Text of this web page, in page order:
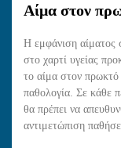
Αίμα στον
Η εμφάνιση αίματος
στο χαρτί υγείας
το αίμα στον πρωκτό
παθολογία. Σε κάθε
θα πρέπει να
αντιμετώπιση